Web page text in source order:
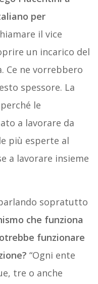
per
il vice
un incarico del
Ce ne vorrebbero
spessore. La
le
a lavorare da
più esperte al
a lavorare insieme
sopratutto
che funziona
funzionare
“Ogni ente
tre o anche